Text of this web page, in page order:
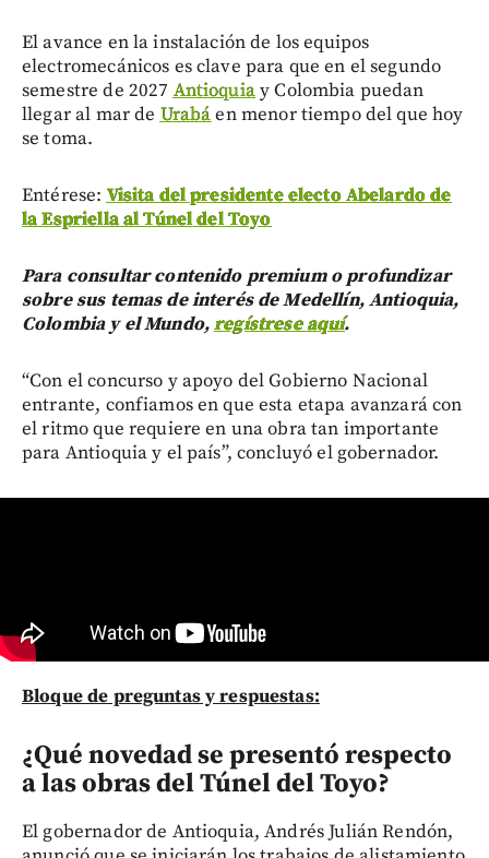
El avance en la instalación de los equipos
electromecánicos es clave para que en el segundo
semestre de 2027 Antioquiay Colombia puedan
llegar al mar de Urabáen menor tiempo del que hoy
se toma.
Entérese: Visita del presidente electo Abelardo de
la Espriella al Túnel del Toyo
Para consultar contenido premium o profundizar
sobre sus temas de interés de Medellín, Antioquia,
Colombia y el Mundo,regístrese aquí.
“Con el concurso y apoyo del Gobierno Nacional
entrante, confiamos en que esta etapa avanzará con
el ritmo que requiere en una obra tan importante
para Antioquia y el país”, concluyó el gobernador.
Bloque de preguntas y respuestas:
¿Qué novedad se presentó respecto
a las obras del Túnel del Toyo?
El gobernador de Antioquia, Andrés Julián Rendón,